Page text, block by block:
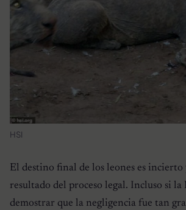
HSI
El destino final de los leones es incierto
resultado del proceso legal. Incluso si la
demostrar que la negligencia fue tan